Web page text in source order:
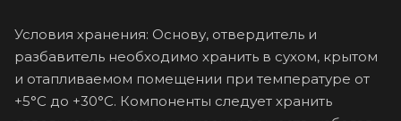
Условия хранения: Основу, отвердитель и
разбавитель необходимо хранить в сухом, крытом
и отапливаемом помещении при температуре от
+5°C до +30°C. Компоненты следует хранить